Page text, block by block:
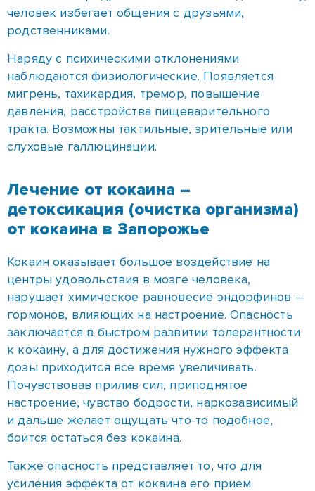
давления, расстройства пищеварительного
тракта. Возможны тактильные, зрительные или
Лечение от кокаина –
детоксикация (очистка организма)
от кокаина в Запорожье
нарушает химическое равновесие эндорфинов –
гормонов, влияющих на настроение. Опасность
заключается в быстром развитии толерантности
дозы приходится все время увеличивать.
Почувствовав прилив сил, приподнятое
настроение, чувство бодрости, наркозависимый
и дальше желает ощущать что-то подобное,
боится остаться без кокаина.
Также опасность представляет то, что для
усиления эффекта от кокаина его прием
осуществляют вместе с кофеином, алкоголем,
другими психотропными веществами. Такие
комбинации уже могут быть опасны серьезными
инфарктами.